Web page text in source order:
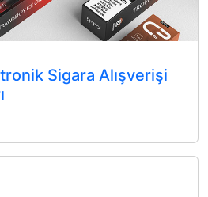
Sigara Alışverişi